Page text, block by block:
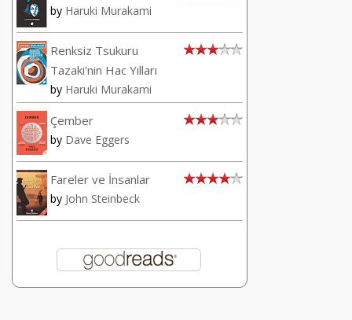
by Haruki Murakami
Renksiz Tsukuru
Tazaki'nin Hac Yılları
by Haruki Murakami
Çember
by Dave Eggers
Fareler ve İnsanlar
by John Steinbeck